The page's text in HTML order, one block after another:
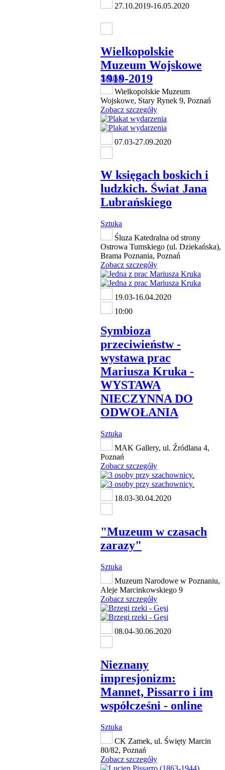
27.10.2019-16.05.2020
Wielkopolskie
Muzeum Wojskowe
1919-2019
Sztuka
Wielkopolskie Muzeum
Wojskowe, Stary Rynek 9, Poznań
Zobacz szczegóły
07.03-27.09.2020
W księgach boskich i
ludzkich. Świat Jana
Lubrańskiego
Sztuka
Śluza Katedralna od strony
Ostrowa Tumskiego (ul. Dziekańska),
Brama Poznania, Poznań
Zobacz szczegóły
19.03-16.04.2020
10:00
Symbioza
przeciwieństw -
wystawa prac
Mariusza Kruka -
WYSTAWA
NIECZYNNA DO
ODWOŁANIA
Sztuka
MAK Gallery, ul. Źródlana 4,
Poznań
Zobacz szczegóły
18.03-30.04.2020
"Muzeum w czasach
zarazy"
Sztuka
Muzeum Narodowe w Poznaniu,
Aleje Marcinkowskiego 9
Zobacz szczegóły
08.04-30.06.2020
Nieznany
impresjonizm:
Mannet, Pissarro i im
współcześni - online
Sztuka
CK Zamek, ul. Święty Marcin
80/82, Poznań
Zobacz szczegóły